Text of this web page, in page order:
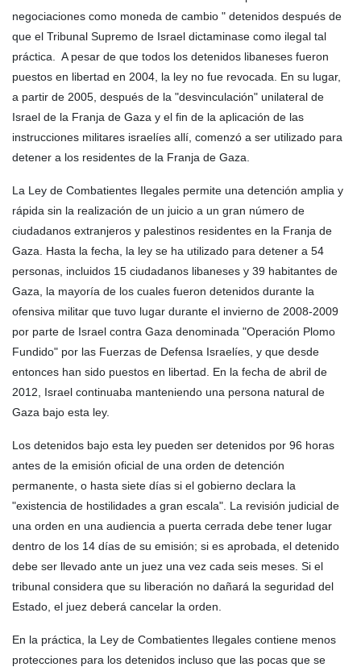
negociaciones como moneda de cambio " detenidos después de
que el Tribunal Supremo de Israel dictaminase como ilegal tal
práctica. A pesar de que todos los detenidos libaneses fueron
puestos en libertad en 2004, la ley no fue revocada. En su lugar,
a partir de 2005, después de la "desvinculación" unilateral de
Israel de la Franja de Gaza y el fin de la aplicación de las
instrucciones militares israelíes allí, comenzó a ser utilizado para
detener a los residentes de la Franja de Gaza.
La Ley de Combatientes Ilegales permite una detención amplia y
rápida sin la realización de un juicio a un gran número de
ciudadanos extranjeros y palestinos residentes en la Franja de
Gaza. Hasta la fecha, la ley se ha utilizado para detener a 54
personas, incluidos 15 ciudadanos libaneses y 39 habitantes de
Gaza, la mayoría de los cuales fueron detenidos durante la
ofensiva militar que tuvo lugar durante el invierno de 2008-2009
por parte de Israel contra Gaza denominada "Operación Plomo
Fundido" por las Fuerzas de Defensa Israelíes, y que desde
entonces han sido puestos en libertad. En la fecha de abril de
2012, Israel continuaba manteniendo una persona natural de
Gaza bajo esta ley.
Los detenidos bajo esta ley pueden ser detenidos por 96 horas
antes de la emisión oficial de una orden de detención
permanente, o hasta siete días si el gobierno declara la
"existencia de hostilidades a gran escala". La revisión judicial de
una orden en una audiencia a puerta cerrada debe tener lugar
dentro de los 14 días de su emisión; si es aprobada, el detenido
debe ser llevado ante un juez una vez cada seis meses. Si el
tribunal considera que su liberación no dañará la seguridad del
Estado, el juez deberá cancelar la orden.
En la práctica, la Ley de Combatientes Ilegales contiene menos
protecciones para los detenidos incluso que las pocas que se